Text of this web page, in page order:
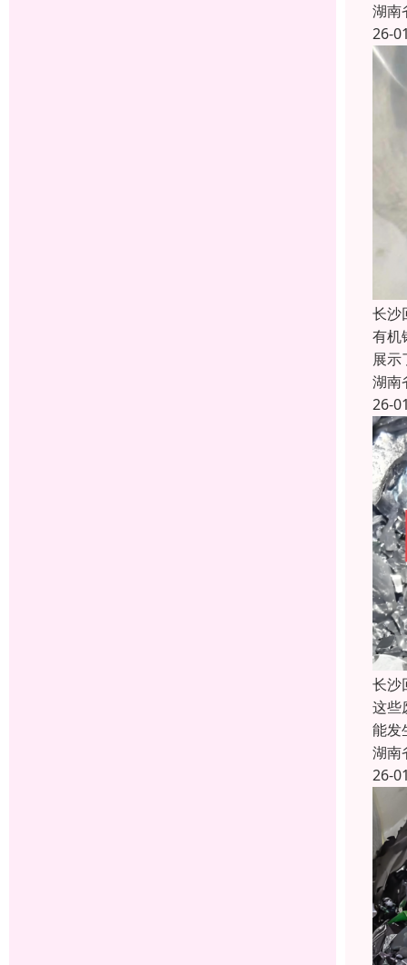
湖南
26-
长沙
有机
展示
湖南
26-
长沙
这些
能发
湖南
26-